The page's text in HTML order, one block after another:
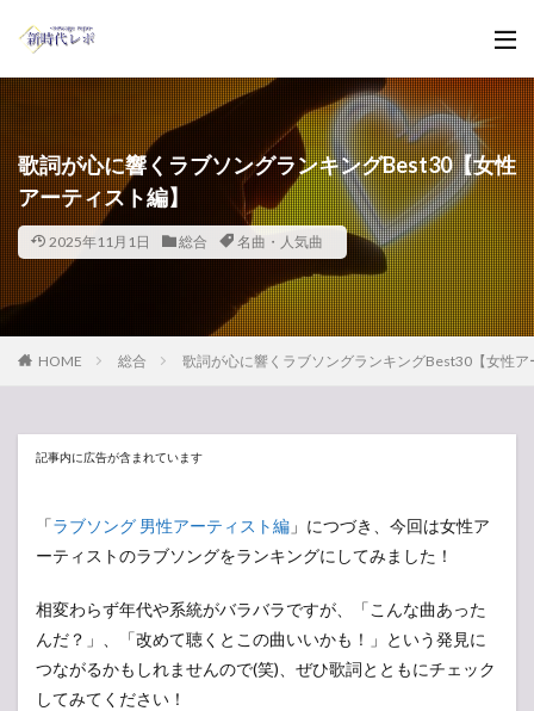
歌詞が心に響くラブソングランキングBest30【女性
アーティスト編】
2025年11月1日 総合 名曲・人気曲
HOME 総合 歌詞が心に響くラブソングランキングBest30【女性ア
記事内に広告が含まれています
「ラブソング 男性アーティスト編 」につづき、今回は女性ア
ーティストのラブソングをランキングにしてみました！
相変わらず年代や系統がバラバラですが、「こんな曲あった
んだ？」、「改めて聴くとこの曲いいかも！」という発見に
つながるかもしれませんので(笑)、ぜひ歌詞とともにチェック
してみてください！